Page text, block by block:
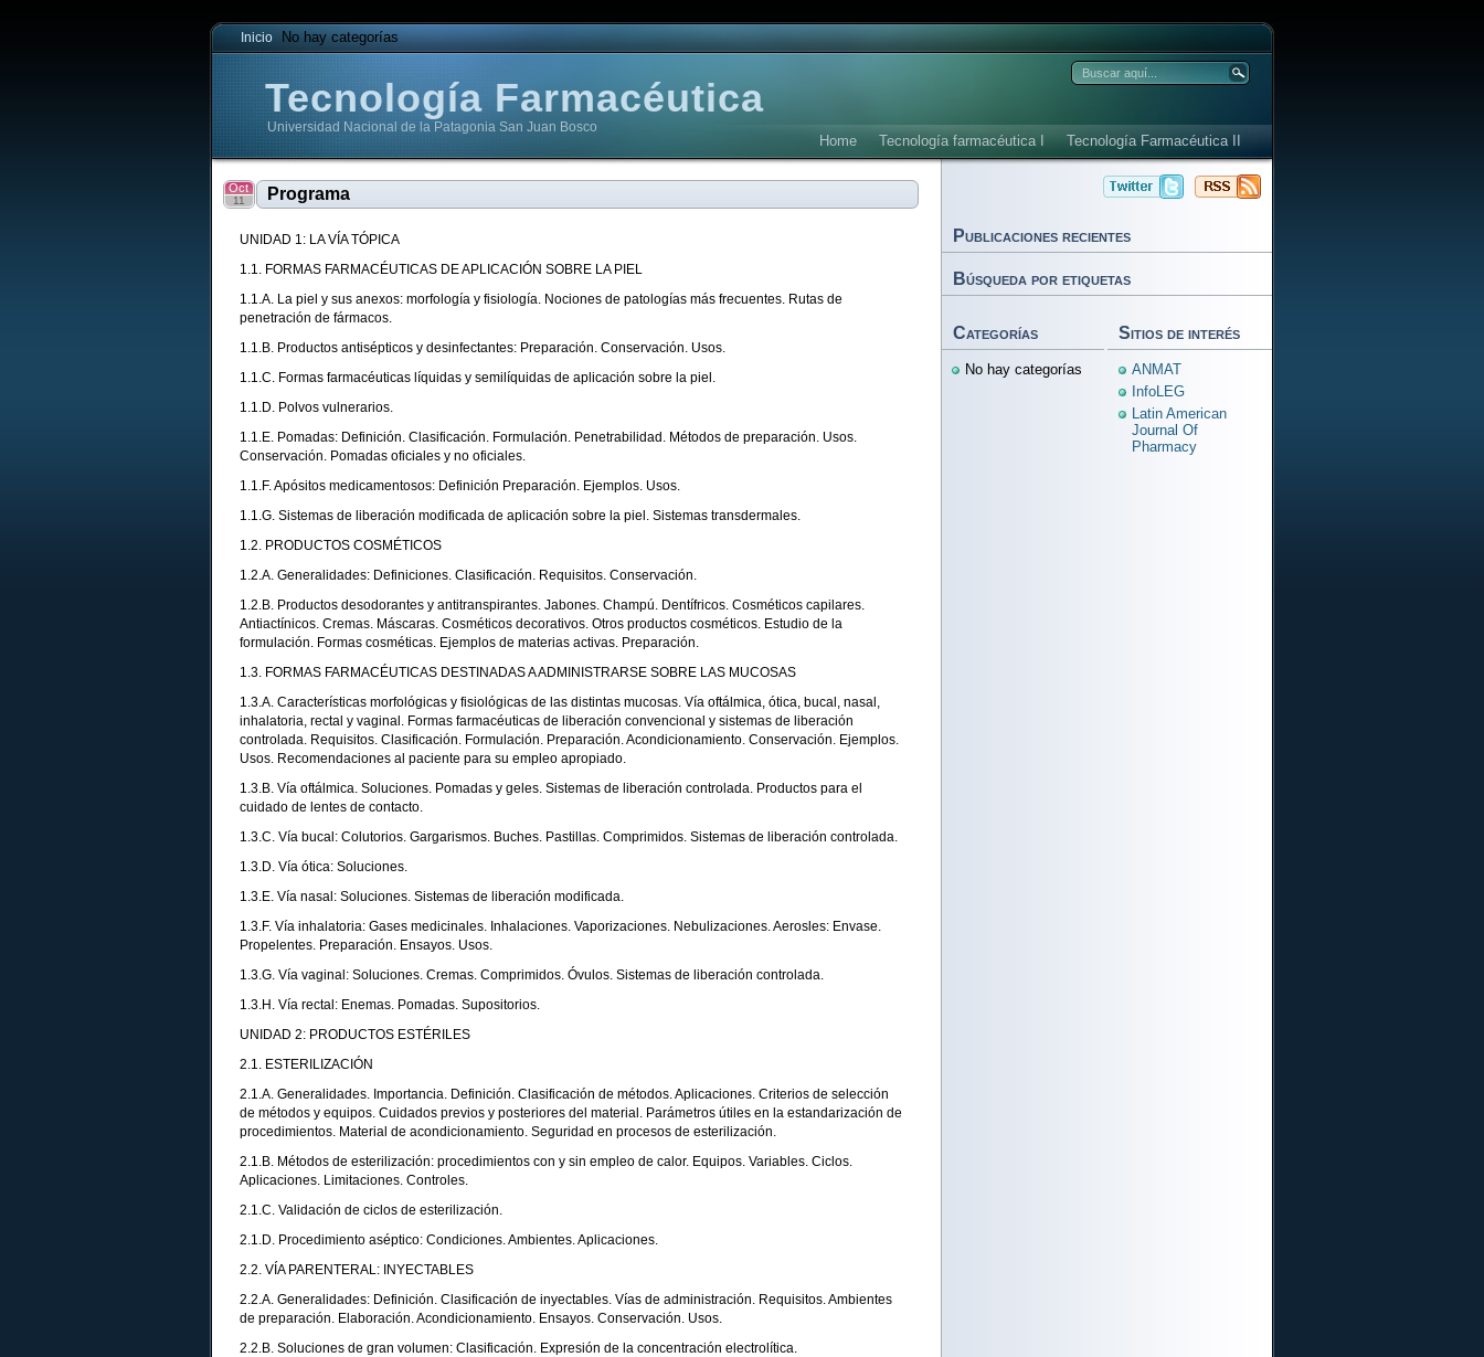
Inicio No hay categorías
Tecnología Farmacéutica
Universidad Nacional de la Patagonia San Juan Bosco
Home Tecnología farmacéutica I Tecnología Farmacéutica II
Programa
Oct
11
UNIDAD 1: LA VÍA TÓPICA
1.1. FORMAS FARMACÉUTICAS DE APLICACIÓN SOBRE LA PIEL
1.1.A. La piel y sus anexos: morfología y fisiología. Nociones de patologías más frecuentes. Rutas de
penetración de fármacos.
1.1.B. Productos antisépticos y desinfectantes: Preparación. Conservación. Usos.
1.1.C. Formas farmacéuticas líquidas y semilíquidas de aplicación sobre la piel.
1.1.D. Polvos vulnerarios.
1.1.E. Pomadas: Definición. Clasificación. Formulación. Penetrabilidad. Métodos de preparación. Usos.
Conservación. Pomadas oficiales y no oficiales.
1.1.F. Apósitos medicamentosos: Definición Preparación. Ejemplos. Usos.
1.1.G. Sistemas de liberación modificada de aplicación sobre la piel. Sistemas transdermales.
1.2. PRODUCTOS COSMÉTICOS
1.2.A. Generalidades: Definiciones. Clasificación. Requisitos. Conservación.
1.2.B. Productos desodorantes y antitranspirantes. Jabones. Champú. Dentífricos. Cosméticos capilares.
Antiactínicos. Cremas. Máscaras. Cosméticos decorativos. Otros productos cosméticos. Estudio de la
formulación. Formas cosméticas. Ejemplos de materias activas. Preparación.
1.3. FORMAS FARMACÉUTICAS DESTINADAS A ADMINISTRARSE SOBRE LAS MUCOSAS
1.3.A. Características morfológicas y fisiológicas de las distintas mucosas. Vía oftálmica, ótica, bucal, nasal,
inhalatoria, rectal y vaginal. Formas farmacéuticas de liberación convencional y sistemas de liberación
controlada. Requisitos. Clasificación. Formulación. Preparación. Acondicionamiento. Conservación. Ejemplos.
Usos. Recomendaciones al paciente para su empleo apropiado.
1.3.B. Vía oftálmica. Soluciones. Pomadas y geles. Sistemas de liberación controlada. Productos para el
cuidado de lentes de contacto.
1.3.C. Vía bucal: Colutorios. Gargarismos. Buches. Pastillas. Comprimidos. Sistemas de liberación controlada.
1.3.D. Vía ótica: Soluciones.
1.3.E. Vía nasal: Soluciones. Sistemas de liberación modificada.
1.3.F. Vía inhalatoria: Gases medicinales. Inhalaciones. Vaporizaciones. Nebulizaciones. Aerosles: Envase.
Propelentes. Preparación. Ensayos. Usos.
1.3.G. Vía vaginal: Soluciones. Cremas. Comprimidos. Óvulos. Sistemas de liberación controlada.
1.3.H. Vía rectal: Enemas. Pomadas. Supositorios.
UNIDAD 2: PRODUCTOS ESTÉRILES
2.1. ESTERILIZACIÓN
2.1.A. Generalidades. Importancia. Definición. Clasificación de métodos. Aplicaciones. Criterios de selección
de métodos y equipos. Cuidados previos y posteriores del material. Parámetros útiles en la estandarización de
procedimientos. Material de acondicionamiento. Seguridad en procesos de esterilización.
2.1.B. Métodos de esterilización: procedimientos con y sin empleo de calor. Equipos. Variables. Ciclos.
Aplicaciones. Limitaciones. Controles.
2.1.C. Validación de ciclos de esterilización.
2.1.D. Procedimiento aséptico: Condiciones. Ambientes. Aplicaciones.
2.2. VÍA PARENTERAL: INYECTABLES
2.2.A. Generalidades: Definición. Clasificación de inyectables. Vías de administración. Requisitos. Ambientes
de preparación. Elaboración. Acondicionamiento. Ensayos. Conservación. Usos.
2.2.B. Soluciones de gran volumen: Clasificación. Expresión de la concentración electrolítica.
Tecnología Farmacéutica
Publicaciones recientes
Búsqueda por etiquetas
Categorías
No hay categorías
Sitios de interés
ANMAT
InfoLEG
Latin American
Journal Of
Pharmacy